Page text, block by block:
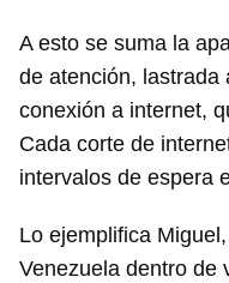
A esto se suma la
de atención, lastrada
conexión a internet,
Cada corte de
intervalos de espera
Lo ejemplifica
Venezuela dentro de